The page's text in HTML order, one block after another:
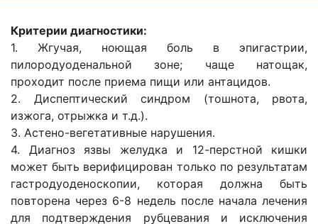
Критерии диагностики:
1. Жгучая, ноющая боль в эпигастрии,
пилородуоденальной зоне; чаще натощак,
проходит после приема пищи или антацидов.
2. Диспептический синдром (тошнота, рвота,
изжога, отрыжка и т.д.).
3. Астено-вегетативные нарушения.
4. Диагноз язвы желудка и 12-перстной кишки
может быть верифицирован только по результатам
гастродуоденоскопии, которая должна быть
повторена через 6-8 недель после начала лечения
для подтверждения рубцевания и исключения